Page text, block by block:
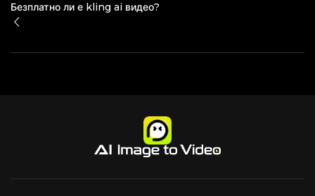
Безплатно ли е kling ai видео?